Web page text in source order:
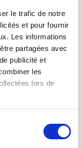
le trafic de notre
et pour fournir
Les informations
partagées avec
publicité et
les
lors de